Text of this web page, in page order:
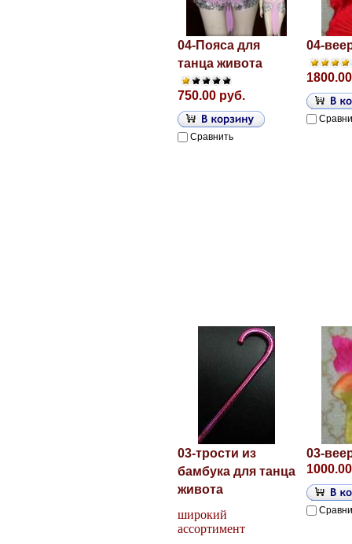
04-Пояса для
танца живота
750.00 руб.
Сравнить
04-
03-трости из
бамбука для танца
живота
широкий
ассортимент
03-